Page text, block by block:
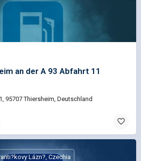
an der A 93 Abfahrt 11
95707 Thiersheim, Deutschland
Lázn?, Czechia